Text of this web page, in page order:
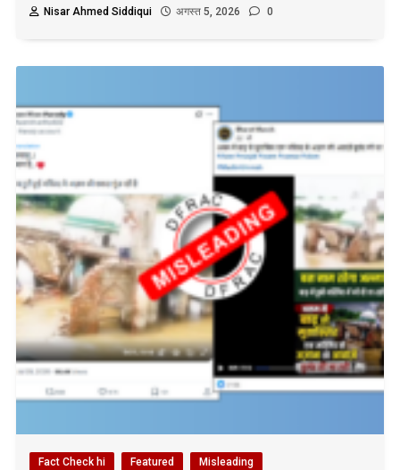
Nisar Ahmed Siddiqui
अगस्त 5, 2026 0
Fact Check hi Featured Misleading